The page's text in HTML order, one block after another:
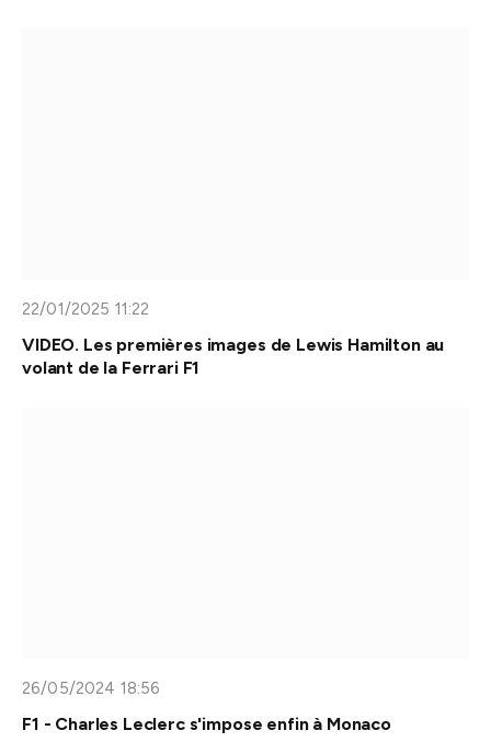
22/01/2025 11:22
VIDEO. Les premières images de Lewis Hamilton au
volant de la Ferrari F1
26/05/2024 18:56
F1 - Charles Leclerc s'impose enfin à Monaco